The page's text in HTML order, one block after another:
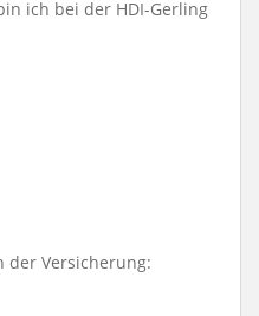
ich bei der HDI-Gerling
der Versicherung: